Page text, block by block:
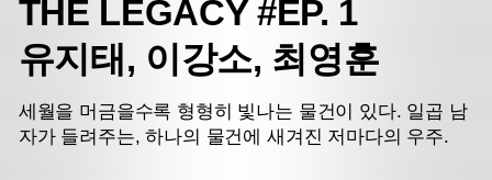
THE LEGACY #EP. 1
유지태, 이강소, 최영훈
세월을 머금을수록 형형히 빛나는 물건이 있다. 일곱 남
자가 들려주는, 하나의 물건에 새겨진 저마다의 우주.